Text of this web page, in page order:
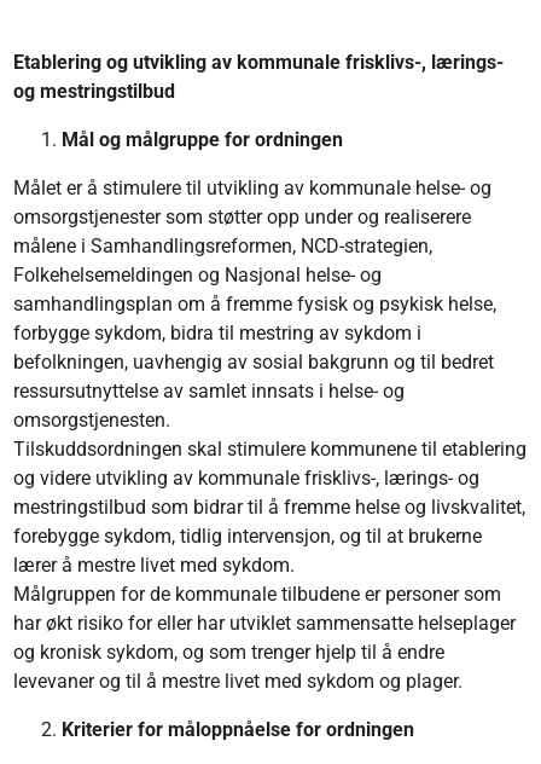
Etablering og utvikling av kommunale frisklivs-, lærings-
og mestringstilbud
Mål og målgruppe for ordningen
Målet er å stimulere til utvikling av kommunale helse- og
omsorgstjenester som støtter opp under og realiserere
målene i Samhandlingsreformen, NCD-strategien,
Folkehelsemeldingen og Nasjonal helse- og
samhandlingsplan om å fremme fysisk og psykisk helse,
forbygge sykdom, bidra til mestring av sykdom i
befolkningen, uavhengig av sosial bakgrunn og til bedret
ressursutnyttelse av samlet innsats i helse- og
omsorgstjenesten.
Tilskuddsordningen skal stimulere kommunene til etablering
og videre utvikling av kommunale frisklivs-, lærings- og
mestringstilbud som bidrar til å fremme helse og livskvalitet,
forebygge sykdom, tidlig intervensjon, og til at brukerne
lærer å mestre livet med sykdom.
Målgruppen for de kommunale tilbudene er personer som
har økt risiko for eller har utviklet sammensatte helseplager
og kronisk sykdom, og som trenger hjelp til å endre
levevaner og til å mestre livet med sykdom og plager.
Kriterier for måloppnåelse for ordningen